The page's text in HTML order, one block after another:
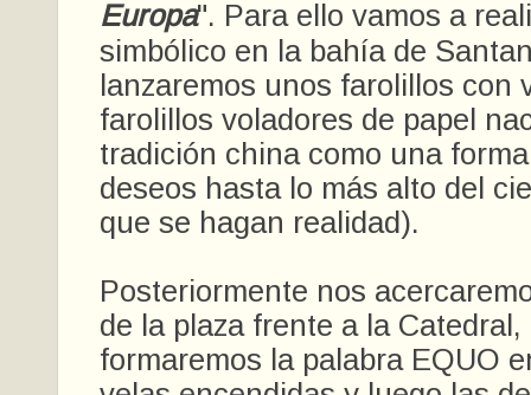
Europa". Para ello vamos a
simbólico en la bahía de
lanzaremos unos farolillos con
farolillos voladores de papel
tradición china como una
deseos hasta lo más alto del
que se hagan realidad).
Posteriormente nos
de la plaza frente a la
formaremos la palabra EQUO